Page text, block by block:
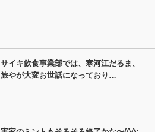
サイキ飲食事業部では、寒河江だるま、
旅やが大変お世話になっており…